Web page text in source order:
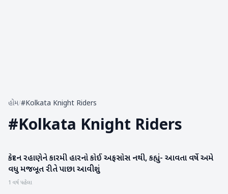
હોમ/#Kolkata Knight Riders
#Kolkata Knight Riders
રમતગમત
કેપ્ટન રહાણેને કારમી હારનો કોઈ અફસોસ નથી, કહ્યું- આવતા વર્ષે અમે
વધુ મજબૂત રીતે પાછા આવીશું
1 વર્ષ પહેલા